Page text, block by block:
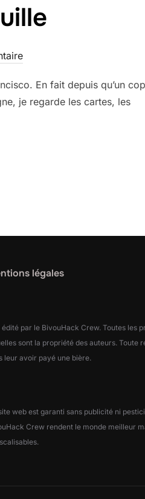
En fait depuis qu’un
je regarde les cartes, les
légales
édité par le BivouHack Crew. Toutes les
sont la propriété des auteurs. Toute
leur avoir payé une bière.
web est garanti sans publicité ni
Crew rendent le monde meilleur